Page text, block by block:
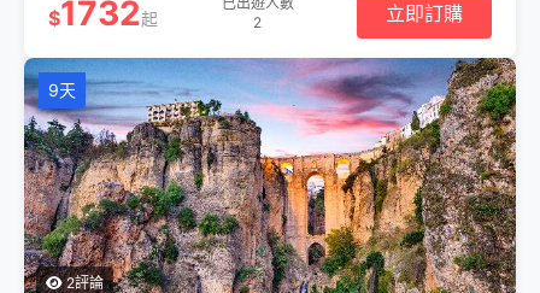
$1732起
2
立即訂購
9天
2評論